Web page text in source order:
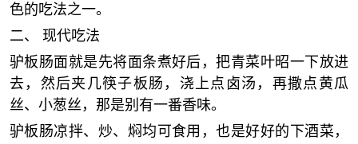
色的吃法之一。
二、 现代吃法
驴板肠面就是先将面条煮好后，把青菜叶昭一下放进
去，然后夹几筷子板肠，浇上点卤汤，再撒点黄瓜
丝、小葱丝，那是别有一番香味。
驴板肠凉拌、炒、焖均可食用，也是好好的下酒菜，